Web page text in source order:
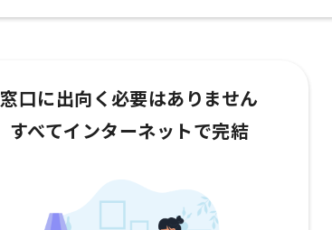
窓口に出向く必要はありません
すべてインターネットで完結